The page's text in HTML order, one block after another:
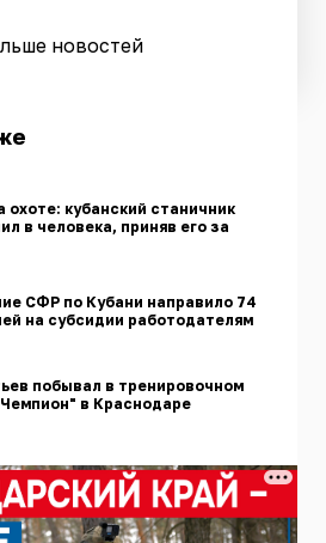
новостей
охоте: кубанский станичник
в человека, приняв его за
СФР по Кубани направило 74
на субсидии работодателям
побывал в тренировочном
в Краснодаре